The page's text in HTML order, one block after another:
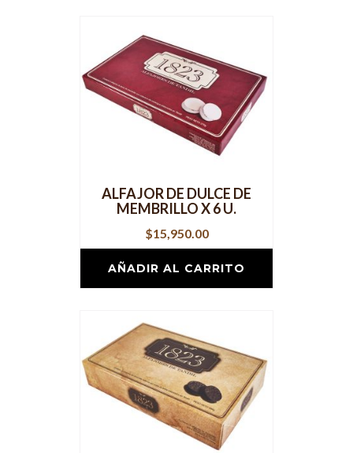
ALFAJOR DE DULCE DE
MEMBRILLO X 6 U.
$15,950.00
AÑADIR AL CARRITO